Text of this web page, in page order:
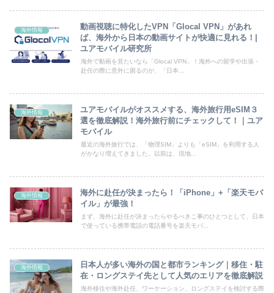
海外情報
動画視聴に特化したVPN「Glocal VPN」があれ
ば、海外から日本の動画サイトが快適に見れる！|
ユアモバイル研究所
海外で動画を見たいなら「Glocal VPN」！海外への留学や出張・
赴任の際に意外に困るのが、「日本...
海外情報
ユアモバイルがオススメする、海外旅行用eSIM３
選を徹底解説！海外旅行前にチェックして！｜ユア
モバイル
最近の海外旅行では、「物理SIM」よりも「eSIM」を利用する人
がかなり増えてきました。以前は、現地...
海外情報
海外に赴任が決まったら！「iPhone」+「楽天モバ
イル」が最強！
まず、海外に赴任が決まったらやるべきこ事のひとつとして、日本
で使っている携帯電話の電話番号を楽天モバ...
海外情報
日本人が多い海外の国と都市ランキング｜移住・駐
在・ロングステイ先として人気のエリアを徹底解説
海外移住や海外赴任、ワーケーション、ロングステイを検討する際